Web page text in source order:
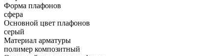
Форма плафонов
сфера
Основной цвет плафонов
серый
Материал арматуры
полимер композитный